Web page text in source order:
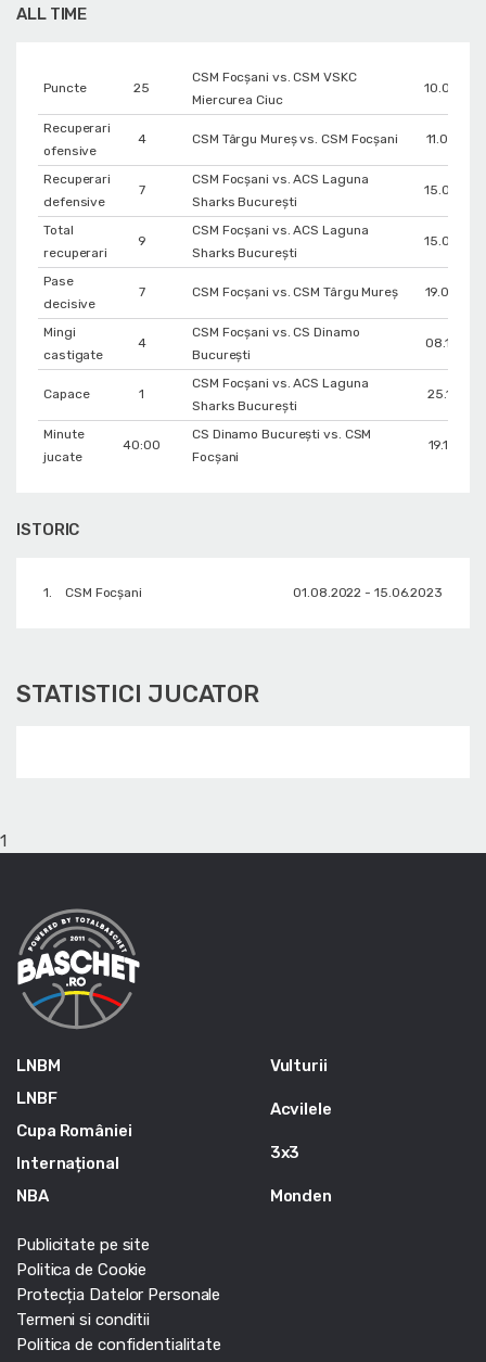
ALL TIME
Puncte 25
CSM Focșani vs. CSM VSKC
Miercurea Ciuc
Recuperari
ofensive
4 CSM Târgu Mureș vs. CSM Focșani
Recuperari
defensive
7
CSM Focșani vs. ACS Laguna
Sharks București
Total
recuperari
9
CSM Focșani vs. ACS Laguna
Sharks București
Pase
decisive
7 CSM Focșani vs. CSM Târgu Mureș
Mingi
castigate
4
CSM Focșani vs. CS Dinamo
Bucureşti
Capace 1
CSM Focșani vs. ACS Laguna
Sharks București
Minute
jucate
40:00
CS Dinamo Bucureşti vs. CSM
Focșani
ISTORIC
1. CSM Focșani 01.08.2022 - 15.06.2023
STATISTICI JUCATOR
1
LNBM
LNBF
Cupa României
Internațional
NBA
Vulturii
Acvilele
3x3
Monden
Publicitate pe site
Politica de Cookie
Protecția Datelor Personale
Termeni si conditii
Politica de confidentialitate